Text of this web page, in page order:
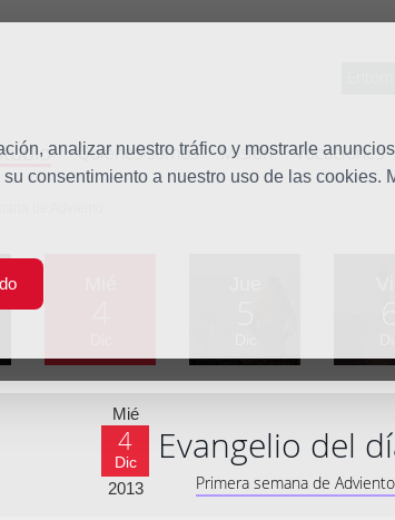
analizar nuestro tráfico y mostrarle
consentimiento a nuestro uso de las cookies.
Quiénes somos Misión Vocaciones
de Adviento
Mié
4
Dic
2013
Evangelio del
Primera semana de Adviento